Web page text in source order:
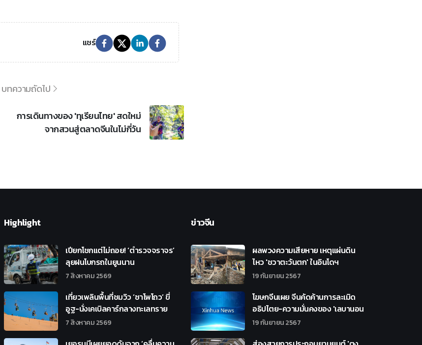
แชร์
บทความถัดไป
การเดินทางของ 'ทุเรียนไทย' สดใหม่
จากสวนสู่ตลาดจีนในไม่กี่วัน
Highlight
เปียกโชกแต่ไม่ถอย! ‘ตำรวจจราจร’
ลุยฝนโบกรถในยูนนาน
7 สิงหาคม 2569
เที่ยวเพลินพื้นที่ชมวิว ‘ซาโพโถว’ ขี่
อูฐ-นั่งเคเบิลคาร์กลางทะเลทราย
7 สิงหาคม 2569
ข่าวจีน
ผลพวงความเสียหาย เหตุแผ่นดิน
ไหว 'ชวาตะวันตก' ในอินโดฯ
19 กันยายน 2567
โฆษกจีนเผย จีนคัดค้านการละเมิด
อธิปไตย-ความมั่นคงของ 'เลบานอน
19 กันยายน 2567